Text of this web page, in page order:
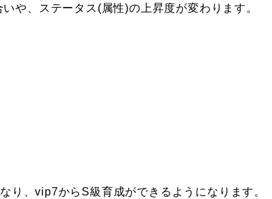
や、ステータス(属性)の上昇度が変わります。
り、vip7からS級育成ができるようになります。